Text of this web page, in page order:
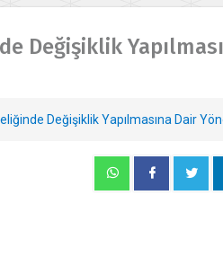
Değişiklik
Değişiklik Yapılmasına Dair